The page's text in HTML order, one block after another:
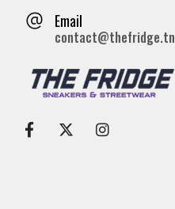
Email
contact@thefridge.tn